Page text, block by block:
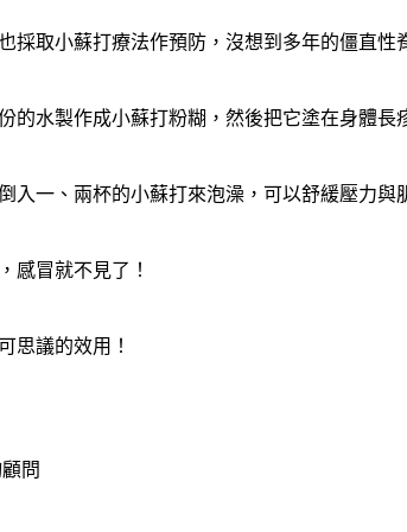
採取小蘇打療法作預防，沒想到多年的僵直
的水製作成小蘇打粉糊，然後把它塗在身體長
入一、兩杯的小蘇打來泡澡，可以舒緩壓力與
感冒就不見了！
思議的效用！
問